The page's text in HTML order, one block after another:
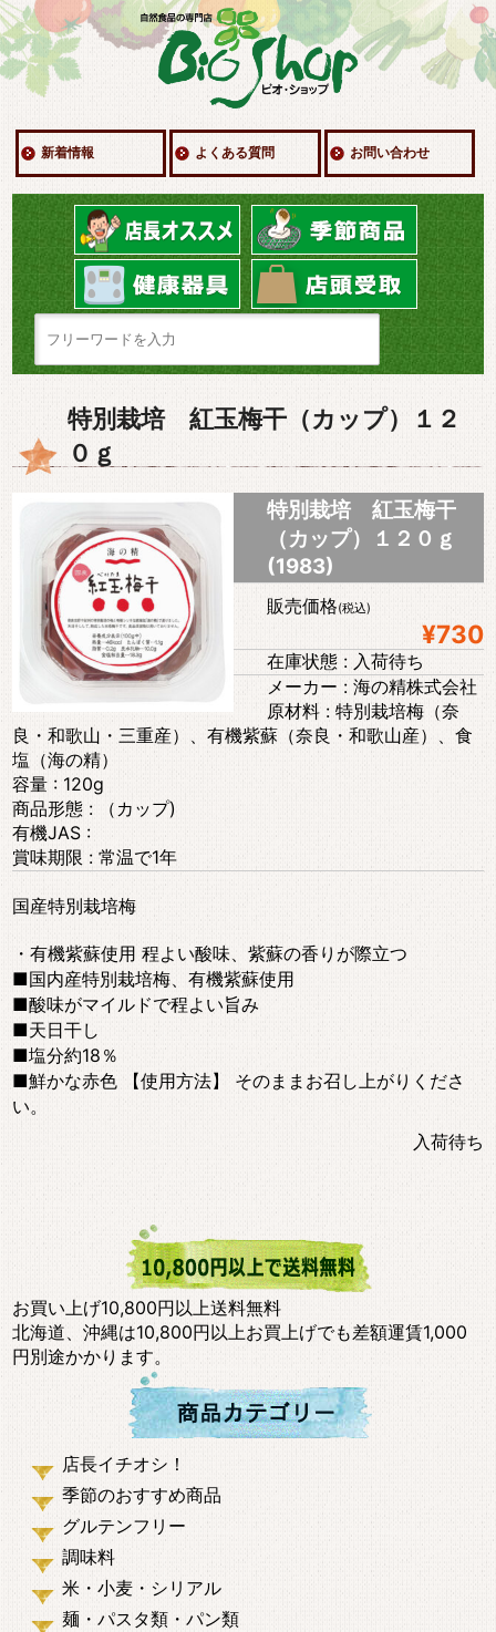
新着情報 よくある質問 お問い合わせ
特別栽培 紅玉梅干（カップ）１２
０ｇ
特別栽培 紅玉梅干
（カップ）１２０ｇ
(1983)
販売価格(税込)
¥730
在庫状態 : 入荷待ち
メーカー : 海の精株式会社
原材料 : 特別栽培梅（奈
良・和歌山・三重産）、有機紫蘇（奈良・和歌山産）、食
塩（海の精）
容量 : 120g
商品形態 : （カップ)
有機JAS :
賞味期限 : 常温で1年
国産特別栽培梅
・有機紫蘇使用 程よい酸味、紫蘇の香りが際立つ
■国内産特別栽培梅、有機紫蘇使用
■酸味がマイルドで程よい旨み
■天日干し
■塩分約18％
■鮮かな赤色 【使用方法】 そのままお召し上がりくださ
い。
入荷待ち
お買い上げ10,800円以上送料無料
北海道、沖縄は10,800円以上お買上げでも差額運賃1,000
円別途かかります。
店長イチオシ！
季節のおすすめ商品
グルテンフリー
調味料
米・小麦・シリアル
麺・パスタ類・パン類